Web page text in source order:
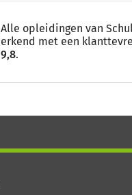
Alle opleidingen van
erkend met een
9,8.